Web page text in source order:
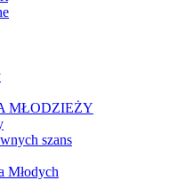
MŁODZIEŻY
szans
Młodych